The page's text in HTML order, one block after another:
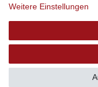
Weitere Einstellungen
© Copyright 2026
Bottighofen,